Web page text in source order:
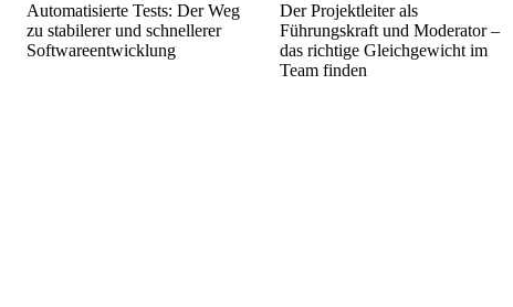
Automatisierte Tests: Der Weg
zu stabilerer und schnellerer
Softwareentwicklung
Der Projektleiter als
Führungskraft und Moderator –
das richtige Gleichgewicht im
Team finden